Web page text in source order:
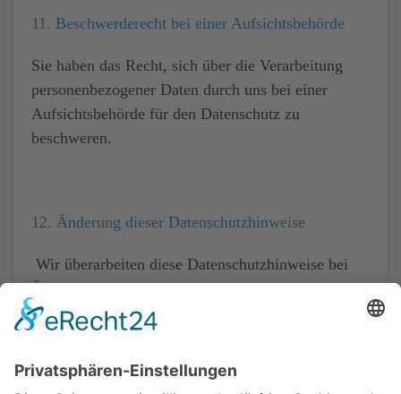
11. Beschwerderecht bei einer Aufsichtsbehörde
Sie haben das Recht, sich über die Verarbeitung
personenbezogener Daten durch uns bei einer
Aufsichtsbehörde für den Datenschutz zu
beschweren.
12. Änderung dieser Datenschutzhinweise
Wir überarbeiten diese Datenschutzhinweise bei
Änderungen der Datenverarbeitung oder bei
sonstigen Anlässen, die dies erforderlich machen.
dieser Internetseite.